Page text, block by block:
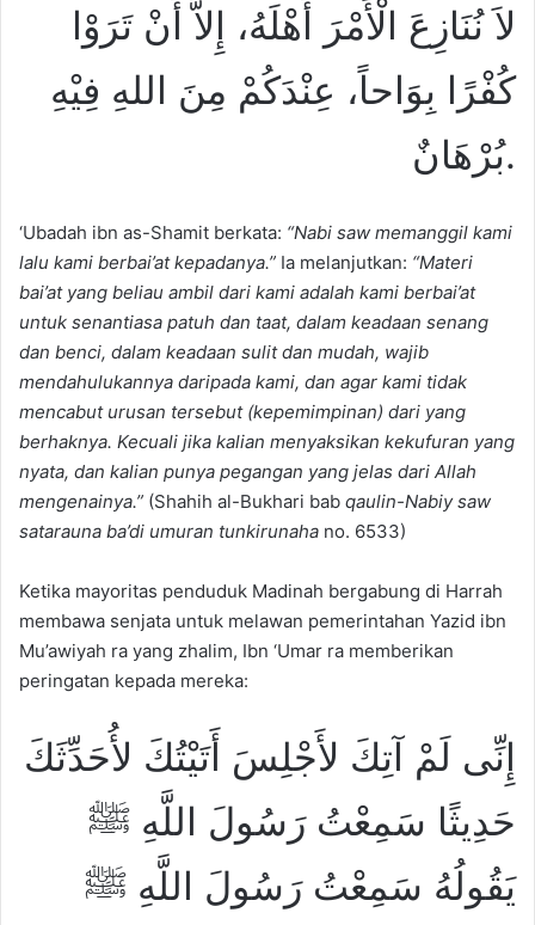
لاَ نُنَازِعَ الْأَمْرَ أَهْلَهُ، إِلاَّ أَنْ تَرَوْا
كُفْرًا بِوَاحاً، عِنْدَكُمْ مِنَ اللهِ فِيْهِ
بُرْهَانٌ.
‘Ubadah ibn as-Shamit berkata: “Nabi saw memanggil kami
lalu kami berbai’at kepadanya.” Ia melanjutkan: “Materi
bai’at yang beliau ambil dari kami adalah kami berbai’at
untuk senantiasa patuh dan taat, dalam keadaan senang
dan benci, dalam keadaan sulit dan mudah, wajib
mendahulukannya daripada kami, dan agar kami tidak
mencabuturusan tersebut(kepemimpinan) dari yang
berhaknya. Kecuali jika kalian menyaksikan kekufuran yang
nyata, dan kalian punya pegangan yang jelas dari Allah
mengenainya.” (Shahih al-Bukhari bab qaulin-Nabiy saw
satarauna ba’di umuran tunkirunaha no. 6533)
Ketika mayoritas penduduk Madinah bergabung di Harrah
membawa senjata untuk melawan pemerintahan Yazid ibn
Mu’awiyah ra yang zhalim, Ibn ‘Umar ra memberikan
peringatan kepada mereka:
إِنِّى لَمْ آتِكَ لأَجْلِسَ أَتَيْتُكَ لأُحَدِّثَكَ
حَدِيثًا سَمِعْتُ رَسُولَ اللَّهِ ﷺ
يَقُولُهُ سَمِعْتُ رَسُولَ اللَّهِ ﷺ